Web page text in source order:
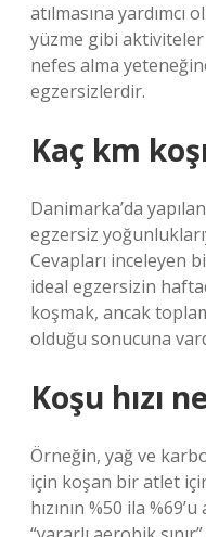
atılmasına yardımcı
yüzme gibi
nefes alma
egzersizlerdir.
Kaç km
Danimarka’da
egzersiz
Cevapları inceleyen
ideal egzersizin
koşmak, ancak
olduğu sonucuna
Koşu hızı
Örneğin, yağ ve
için koşan bir atlet
hızının %50 ila